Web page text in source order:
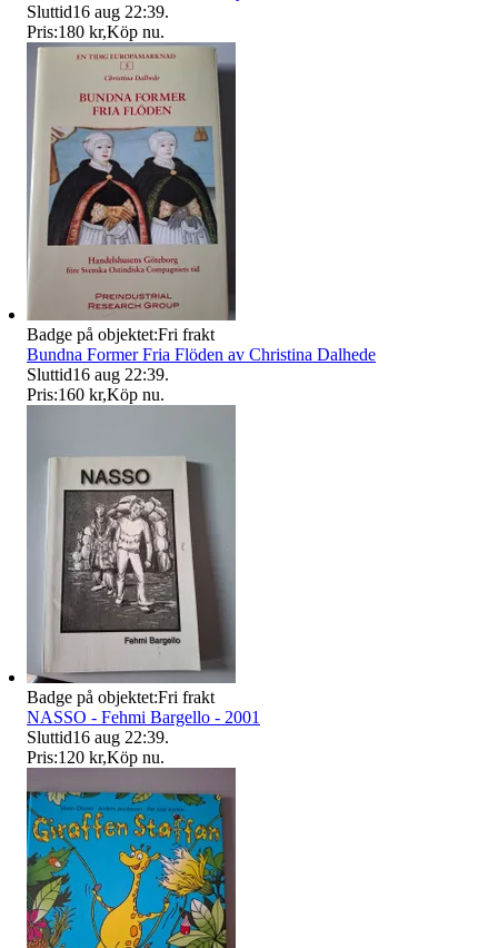
Sluttid16 aug 22:39.
Pris:180 kr,Köp nu.
Badge på objektet:Fri frakt
Bundna Former Fria Flöden av Christina Dalhede
Sluttid16 aug 22:39.
Pris:160 kr,Köp nu.
Badge på objektet:Fri frakt
NASSO - Fehmi Bargello - 2001
Sluttid16 aug 22:39.
Pris:120 kr,Köp nu.